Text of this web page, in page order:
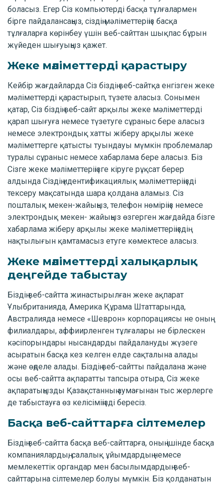
боласыз. Егер Сіз компьютерді басқа тұлғалармен
бірге пайдалансаңыз, сіздің мәліметтеріңіз басқа
тұлғаларға көрінбеу үшін веб-сайттан шықпас бұрын
жүйеден шығуыңыз қажет.
Жеке мәліметтерді қарастыру
Кейбір жағдайларда Сіз біздің веб-сайтқа енгізген жеке
мәліметтерді қарастырып, түзете аласыз. Сонымен
қатар, Сіз біздің веб-сайт арқылы жеке мәліметтерді
қарап шығуға немесе түзетуге сұраныс бере аласыз
немесе электрондық хатты жіберу арқылы жеке
мәліметтерге қатысты туындауы мүмкін проблемалар
туралы сұраныс немесе хабарлама бере аласыз. Біз
Сізге жеке мәліметтеріңізге кіруге рұқсат берер
алдында Сіздің идентификациялық мәліметтеріңізді
тексеру мақсатында шара қолдана аламыз. Сіз
пошталық мекен-жайыңыз, телефон нөміріңіз немесе
электрондық мекен- жайыңыз өзгерген жағдайда бізге
хабарлама жіберу арқылы жеке мәліметтеріңіздің
нақтылығын қамтамасыз етуге көмектесе аласыз.
Жеке мәліметтерді халықарлық
деңгейде табыстау
Біздің веб-сайтта жинастырылған жеке ақпарат
Ұлыбританияда, Америка Құрама Штаттарында,
Австралияда немесе «Шеврон» корпорациясы не оның
филиалдары, аффиирленген тұлғалары не бірлескен
кәсіпорындары нысандарды пайдалануды жүзеге
асыратын басқа кез келген елде сақталына алады
және өңделе алады. Біздің веб-сайтты пайдалана және
осы веб-сайтта ақпаратты тапсыра отыра, Сіз жеке
ақпаратыңызды Қазақстанның аумағынан тыс жерлерге
де табыстауға өз келісіміңізді бересіз.
Басқа веб-сайттарға сілтемелер
Біздің веб-сайтта басқа веб-сайттарға, оның ішінде басқа
компаниялардың, салалық ұйымдардың немесе
мемлекеттік органдар мен басылымдардың веб-
сайттарына сілтемелер болуы мүмкін. Біз қолданатын